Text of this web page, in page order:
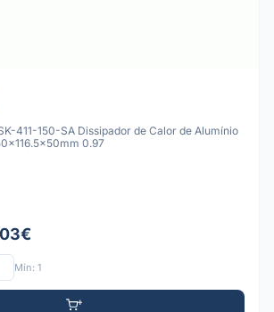
411-150-SA Dissipador de Calor de Alumínio
0.97
Mín: 1